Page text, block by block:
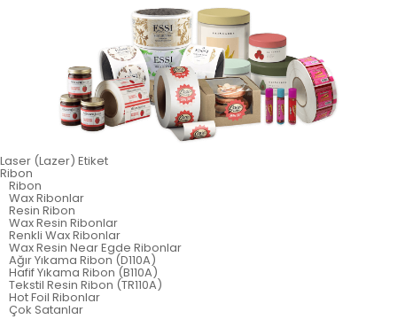
Laser (Lazer) Etiket
Ribon
Ribon
Wax Ribonlar
Resin Ribon
Wax Resin Ribonlar
Renkli Wax Ribonlar
Wax Resin Near Egde Ribonlar
Ağır Yıkama Ribon (D110A)
Hafif Yıkama Ribon (B110A)
Tekstil Resin Ribon (TR110A)
Hot Foil Ribonlar
Çok Satanlar